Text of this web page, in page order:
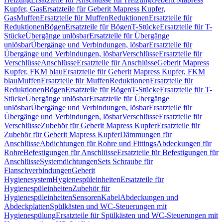
Kupfer, GasErsatzteile für Geberit Mapress Kupfer,
GasMuffenErsatzteile für MuffenReduktionenErsatzteile für
ReduktionenBögenErsatzteile für BögenT-StückeErsatzteile für T-
StückeÜbergänge unlösbarErsatzteile für Übergänge
unlösbarÜbergänge und Verbindungen, lösbarErsatzteile für
Übergänge und Verbindungen, lösbarVerschlüsseErsatzteile für
VerschlüsseAnschlüsseErsatzteile für AnschlüsseGeberit Mapress
Kupfer, FKM blauErsatzteile für Geberit Mapress Kupfer, FKM
blauMuffenErsatzteile für MuffenReduktionenErsatzteile für
ReduktionenBögenErsatzteile für BögenT-StückeErsatzteile für T-
StückeÜbergänge unlösbarErsatzteile für Übergänge
unlösbarÜbergänge und Verbindungen, lösbarErsatzteile für
Übergänge und Verbindungen, lösbarVerschlüsseErsatzteile für
VerschlüsseZubehör für Geberit Mapress KupferErsatzteile für
Zubehör für Geberit Mapress KupferDämmungen für
AnschlüsseAbdichtungen für Rohre und FittingsAbdeckungen für
RohreBefestigungen für AnschlüsseErsatzteile für Befestigungen für
AnschlüsseSystemdichtungenSets Schraube für
FlanschverbindungenGeberit
HygienesystemHygienespüleinheitenErsatzteile für
HygienespüleinheitenZubehör für
HygienespüleinheitenSensorenKabelAbdeckungen und
AbdeckplattenSpülkästen und WC-Steuerungen mit
HygienespülungErsatzteile für Spülkästen und WC-Steuerungen mit